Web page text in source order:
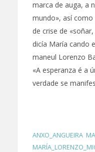
marca de auga, a
mundo», así
de crise de
dicía María cando
maneul Lorenzo
«A esperanza é a
verdade se
ANXO_ANGUEIRA,